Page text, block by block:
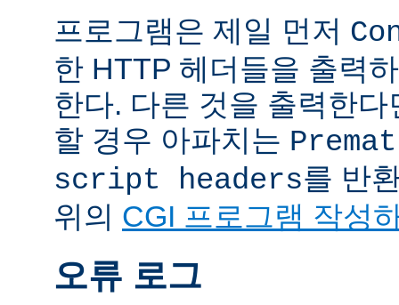
프로그램은 제일 먼저
한 HTTP 헤더들을 출력
한다. 다른 것을 출력한
할 경우 아파치는
script headers를 반
위의 CGI 프로그램 작성
오류 로그